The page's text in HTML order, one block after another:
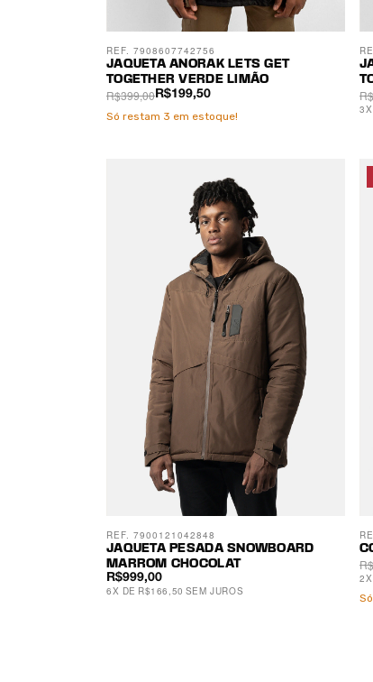
JAQUETA ANORAK LETS GET
TOGETHER VERDE LIMÃO
R$199,50
R$399,00
REF. 7908607742756
Só restam 3 em estoque!
3X
JAQUETA PESADA SNOWBOARD
MARROM CHOCOLAT
R$999,00
6X DE R$166,50 SEM JUROS
REF. 7900121042848
2X